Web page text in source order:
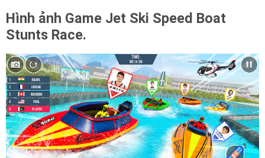
Hình ảnh Game Jet Ski Speed Boat
Stunts Race.